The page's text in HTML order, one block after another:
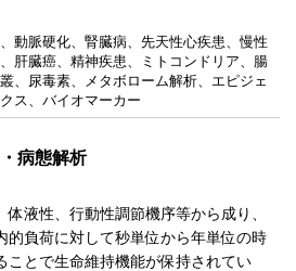
動脈硬化、腎臓病、先天性心疾患、慢性
肝臓癌、精神疾患、ミトコンドリア、腸
、尿毒素、メタボローム解析、エピジェ
ス、バイオマーカー
病態解析
液性、行動性調節機序等から成り、
的負荷に対して秒単位から年単位の時
ことで生命維持機能が保持されてい